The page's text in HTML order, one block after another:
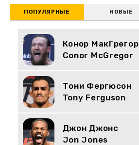
ПОПУЛЯРНЫЕ НОВЫЕ
Конор МакГрегор
Conor McGregor
Тони Фергюсон
Tony Ferguson
Джон Джонс
Jon Jones